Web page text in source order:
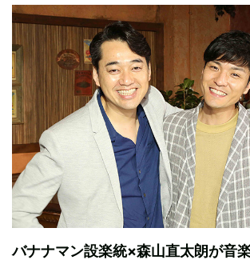
バナナマン設楽統×森山直太朗が音